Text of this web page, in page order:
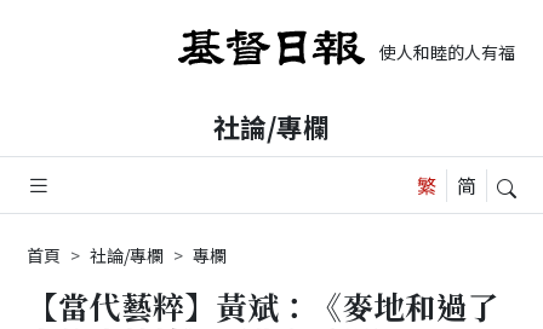
使人和睦的人有福了
社論/專欄
首頁 社論/專欄 專欄
【當代藝粹】黃斌：《麥地和過了